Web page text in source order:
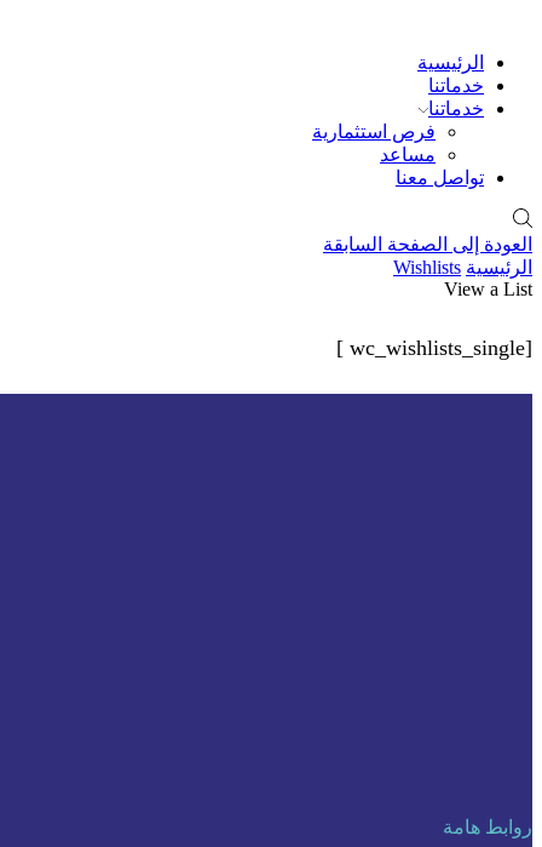
الرئيسية
خدماتنا
خدماتنا
فرص استثمارية
مساعد
تواصل معنا
العودة إلى الصفحة السابقة
الرئيسية Wishlists
View a List
[wc_wishlists_single ]
روابط هامة